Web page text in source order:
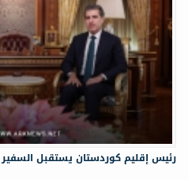
رئيس إقليم كوردستان يستقبل السفير